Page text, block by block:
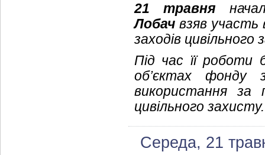
21 травня
Лобач взяв участь
заходів
Під час її роботи
об’єктах
використання за
цивільного захисту.
Середа, 21